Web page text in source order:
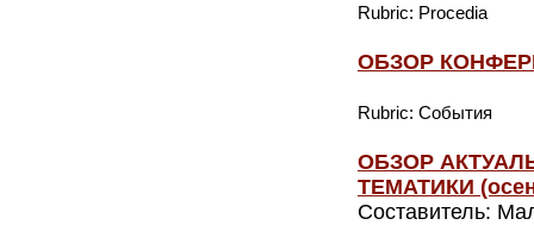
Rubric: Procedia
ОБЗОР
Rubric: События
ОБЗОР
ТЕМАТИКИ
Составитель: